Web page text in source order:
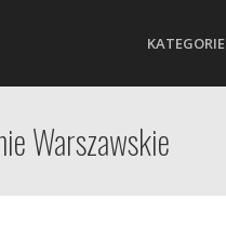
KATEGORIE
Warszawskie